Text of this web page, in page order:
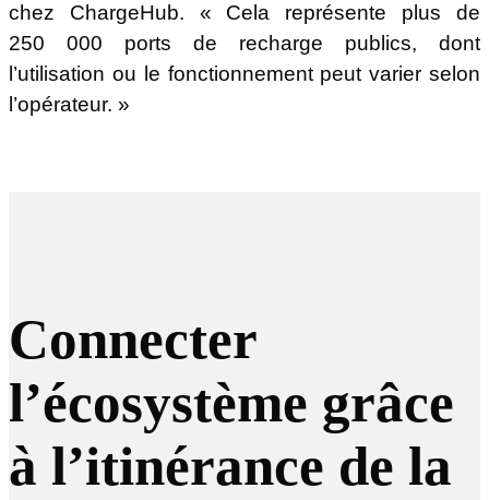
chez ChargeHub. « Cela représente plus de
250 000 ports de recharge publics, dont
l’utilisation ou le fonctionnement peut varier selon
l’opérateur. »
Connecter
l’écosystème grâce
à l’itinérance de la